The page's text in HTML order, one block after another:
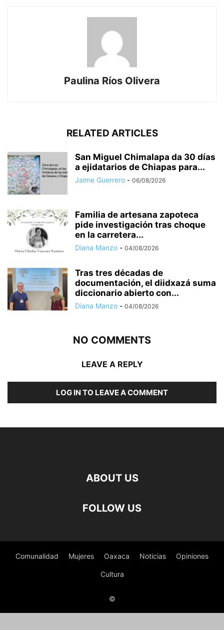
Paulina Ríos Olivera
RELATED ARTICLES
San Miguel Chimalapa da 30 días
a ejidatarios de Chiapas para...
Jaime Guerrero - 06/08/2026
Familia de artesana zapoteca
pide investigación tras choque
en la carretera...
Diana Manzo - 04/08/2026
Tras tres décadas de
documentación, el diidxazá suma
diccionario abierto con...
Diana Manzo - 04/08/2026
NO COMMENTS
LEAVE A REPLY
LOG IN TO LEAVE A COMMENT
ABOUT US
FOLLOW US
Comunalidad Mujeres Oaxaca Noticias Opiniones
Cultura
©